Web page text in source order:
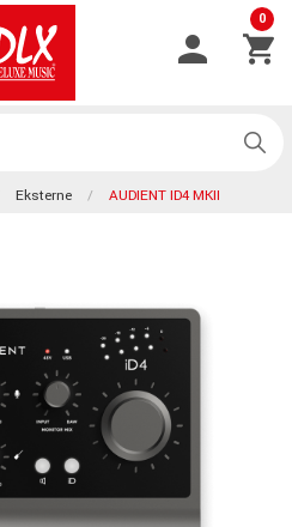
0
Eksterne AUDIENT ID4 MKII